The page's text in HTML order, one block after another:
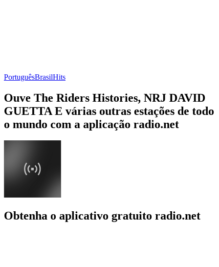
PortuguêsBrasilHits
Ouve The Riders Histories, NRJ DAVID
GUETTA E várias outras estações de todo
o mundo com a aplicação radio.net
Obtenha o aplicativo gratuito radio.net